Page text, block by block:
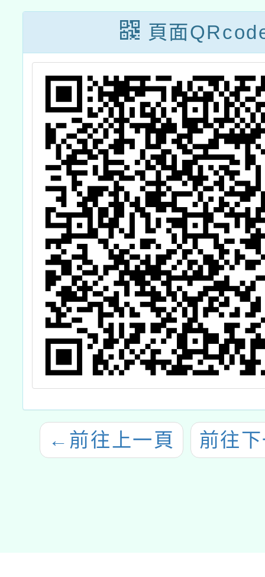
文領域本土語文
閩南語文專長學
士後教育學分班
（Ｂ班）」招生
簡章
頁面
← 前往上一頁 前往